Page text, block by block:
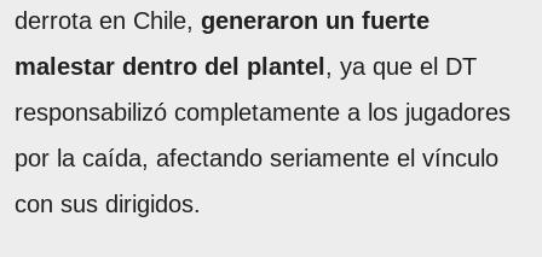
derrota en Chile, generaron un fuerte
malestar dentro del plantel , ya que el DT
responsabilizó completamente a los jugadores
por la caída, afectando seriamente el vínculo
con sus dirigidos.